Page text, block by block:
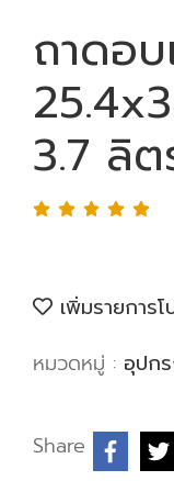
ถาดอ
3.7 ลิต
เพิ่มรายการ
หมวดหมู่ : อุปก
Share